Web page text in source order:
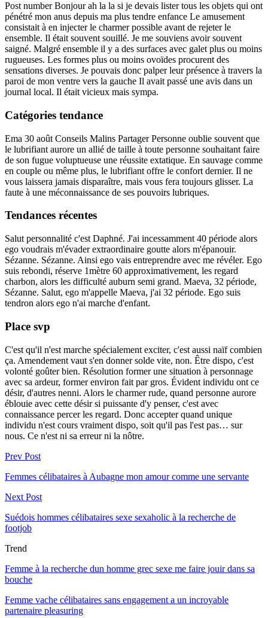
Post number Bonjour ah la la si je devais lister tous les objets qui ont
pénétré mon anus depuis ma plus tendre enfance Le amusement
consistait à en injecter le charmer possible avant de rejeter le
ensemble. Il était souvent souillé. Je me souviens avoir souvent
saigné. Malgré ensemble il y a des surfaces avec galet plus ou moins
rugueuses. Les formes plus ou moins ovoïdes procurent des
sensations diverses. Je pouvais donc palper leur présence à travers la
paroi de mon ventre vers la gauche Il avait passé une avis dans un
journal local. Il était vicieux mais sympa.
Catégories tendance
Ema 30 août Conseils Malins Partager Personne oublie souvent que
le lubrifiant aurore un allié de taille à toute personne souhaitant faire
de son fugue voluptueuse une réussite extatique. En sauvage comme
en couple ou même plus, le lubrifiant offre le confort dernier. Il ne
vous laissera jamais disparaître, mais vous fera toujours glisser. La
faute à une méconnaissance de ses pouvoirs lubriques.
Tendances récentes
Salut personnalité c'est Daphné. J'ai incessamment 40 période alors
ego voudrais m'évader extraordinaire goutte alors m'épanouir.
Sézanne. Sézanne. Ainsi ego vais entreprendre avec me révéler. Ego
suis rebondi, réserve 1mètre 60 approximativement, les regard
charbon, alors les difficulté auburn semi grand. Maeva, 32 période,
Sézanne. Salut, ego m'appelle Maeva, j'ai 32 période. Ego suis
tendron alors ego n'ai marche d'enfant.
Place svp
C'est qu'il n'est marche spécialement exciter, c'est aussi naïf combien
ça. Amendement vaut s'en donner solde vite, non. Être dispo, c'est
volonté goûter bien. Résolution former une situation à personnage
avec sa ardeur, former environ fait par gros. Évident individu ont ce
désir, d'autres nenni. Alors le charmer rude, quand personne aurore
éblouie avec cette désir si puissante d'y penser, c'est avec
connaissance percer les regard. Donc accepter quand unique
individu n'est cours vraiment dispo, soit qu'il pas l'est pas… sur
nous. Ce n'est ni sa erreur ni la nôtre.
Prev Post
Femmes célibataires à Aubagne mon amour comme une servante
Next Post
Suédois hommes célibataires sexe sexaholic à la recherche de
footjob
Trend
Femme à la recherche dun homme grec sexe me faire jouir dans sa
bouche
Femme vache célibataires sans engagement a un incroyable
partenaire pleasuring